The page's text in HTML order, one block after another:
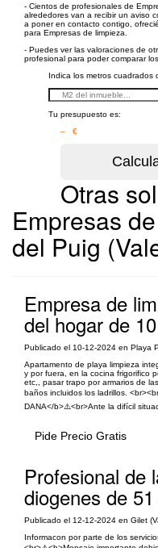
- Cientos de profesionales de
alrededores van a recibir un aviso
a poner en contacto contigo,
para Empresas de limpieza.
- Puedes ver las valoraciones de
profesional para poder comparar
Indica los metros cuadrados
Tu presupuesto es:
– €
Otras
Empresas
del Puig
Empresa de
del hogar de
Publicado el 10-12-2024 en Playa
Apartamento de playa limpieza
y por fuera, en la cocina frigorifico
etc,, pasar trapo por armarios de
baños incluidos los ladrillos.
DANA</b>⚠️<br>Ante la difícil
Pide Precio Gratis
Profesional de
diogenes de
Publicado el 12-12-2024 en Gilet
Informacon por parte de los